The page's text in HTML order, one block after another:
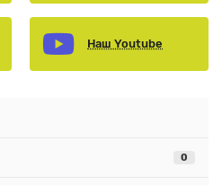
Наш Youtube
0